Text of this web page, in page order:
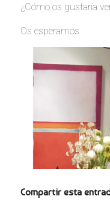
¿Cómo os gustaría
Os esperamos
Compartir esta